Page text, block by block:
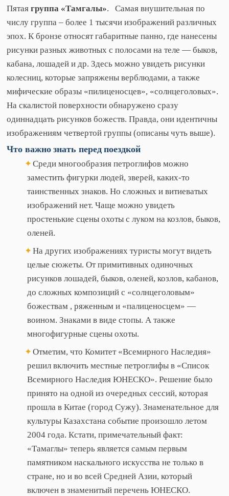
Пятая группа «Тамгалы». Самая внушительная по
числу группа – более 1 тысячи изображений различных
эпох. К бронзе относят габаритные панно, где нанесены
рисунки разных животных с полосами на теле — быков,
кабана, лошадей и др. Здесь можно увидеть рисунки
колесниц, которые запряжены верблюдами, а также
мифические образы «пилиценосцев», «солнцеголовых».
На скалистой поверхности обнаружено сразу
одиннадцать рисунков божеств. Правда, они идентичны
изображениям четвертой группы (описаны чуть выше).
Что важно знать перед поездкой
Среди многообразия петроглифов можно
заместить фигурки людей, зверей, каких-то
таинственных знаков. Но сложных и витиеватых
изображений нет. Чаще можно увидеть
простенькие сцены охоты с луком на козлов, быков,
оленей.
На других изображениях туристы могут видеть
целые сюжеты. От примитивных одиночных
рисунков лошадей, быков, оленей, козлов, кабанов,
до сложных композиций с «солнцеголовым»
божествам , ряженным и «палиценосцем» —
воином. Знаками в виде стопы. А также
многофигурные сцены охоты.
Отметим, что Комитет «Всемирного Наследия»
решил включить местные петроглифы в «Список
Всемирного Наследия ЮНЕСКО». Решение было
принято на одной из очередных сессий, которая
прошла в Китае (город Сужу). Знаменательное для
культуры Казахстана событие произошло летом
2004 года. Кстати, примечательный факт:
«Тамаглы» теперь является самым первым
памятником наскального искусства не только в
стране, но и во всей Средней Азии, который
включен в знаменитый перечень ЮНЕСКО.